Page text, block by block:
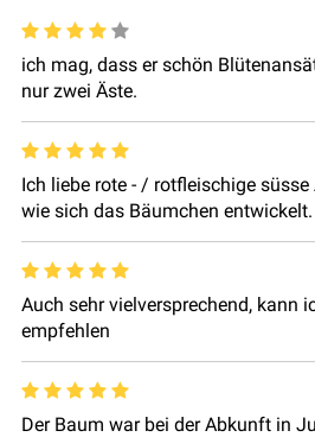
ich mag, dass er schön
nur zwei Äste.
Ich liebe rote - / rotfleischige
wie sich das Bäumchen entwickelt.
Auch sehr vielversprechend, kann
empfehlen
Der Baum war bei der Abkunft in